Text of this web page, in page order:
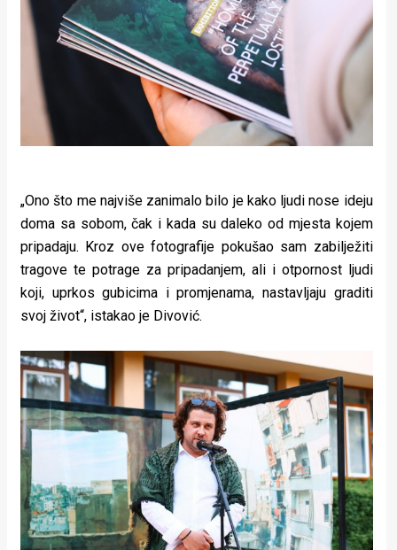
„Ono što me najviše zanimalo bilo je kako ljudi nose ideju
doma sa sobom, čak i kada su daleko od mjesta kojem
pripadaju. Kroz ove fotografije pokušao sam zabilježiti
tragove te potrage za pripadanjem, ali i otpornost ljudi
koji, uprkos gubicima i promjenama, nastavljaju graditi
svoj život“, istakao je Divović.